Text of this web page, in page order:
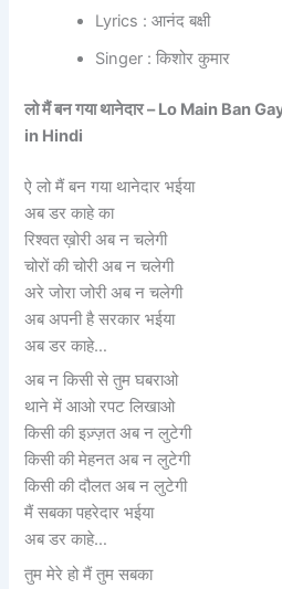
Lyrics : आनंद बक्षी
Singer : किशोर कुमार
लो मैं बन गया थानेदार – Lo Main Ban
in Hindi
ऐ लो मैं बन गया थानेदार भईया
अब डर काहे का
रिश्वत ख़ोरी अब न चलेगी
चोरों की चोरी अब न चलेगी
अरे जोरा जोरी अब न चलेगी
अब अपनी है सरकार भईया
अब डर काहे…
अब न किसी से तुम घबराओ
थाने में आओ रपट लिखाओ
किसी की इज़्ज़त अब न लुटेगी
किसी की मेहनत अब न लुटेगी
किसी की दौलत अब न लुटेगी
मैं सबका पहरेदार भईया
अब डर काहे…
तुम मेरे हो मैं तुम सबका